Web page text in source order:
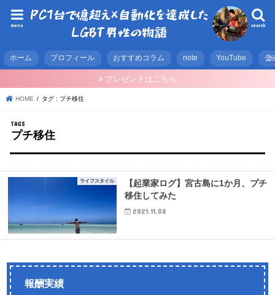
search
menu
ホーム プロフィール おすすめコラム note YouTube 公
プレゼントはこちら
HOME タグ : プチ移住
プチ移住
ライフスタイル
【起業家ログ】宮古島に1か月、プチ
移住してみた
2021.11.08
報酬実績